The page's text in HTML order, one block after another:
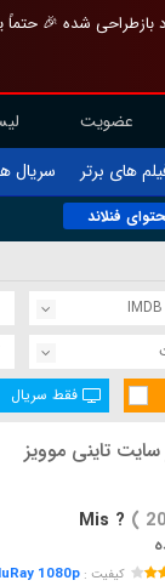
بازطراحی شده
عضویت
های برتر سریال
فنلاند
فقط سریال
تاینی موویز
Mis ? (
کیفیت :1080p